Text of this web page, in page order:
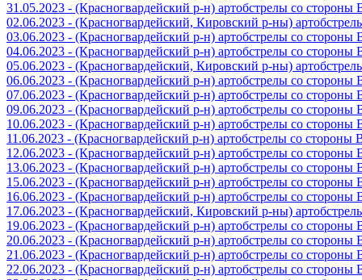
31.05.2023 - (Красногвардейский р-н) артобстрелы со
02.06.2023 - (Красногвардейский, Кировский р-ны)
03.06.2023 - (Красногвардейский р-н) артобстрелы со
04.06.2023 - (Красногвардейский р-н) артобстрелы со
05.06.2023 - (Красногвардейский, Кировский р-ны)
06.06.2023 - (Красногвардейский р-н) артобстрелы со
07.06.2023 - (Красногвардейский р-н) артобстрелы со
09.06.2023 - (Красногвардейский р-н) артобстрелы со
10.06.2023 - (Красногвардейский р-н) артобстрелы со
11.06.2023 - (Красногвардейский р-н) артобстрелы со стороны
12.06.2023 - (Красногвардейский р-н) артобстрелы со
13.06.2023 - (Красногвардейский р-н) артобстрелы со
15.06.2023 - (Красногвардейский р-н) артобстрелы со
16.06.2023 - (Красногвардейский р-н) артобстрелы со
17.06.2023 - (Красногвардейский, Кировский р-ны)
19.06.2023 - (Красногвардейский р-н) артобстрелы со
20.06.2023 - (Красногвардейский р-н) артобстрелы со
21.06.2023 - (Красногвардейский р-н) артобстрелы со
22.06.2023 - (Красногвардейский р-н) артобстрелы со